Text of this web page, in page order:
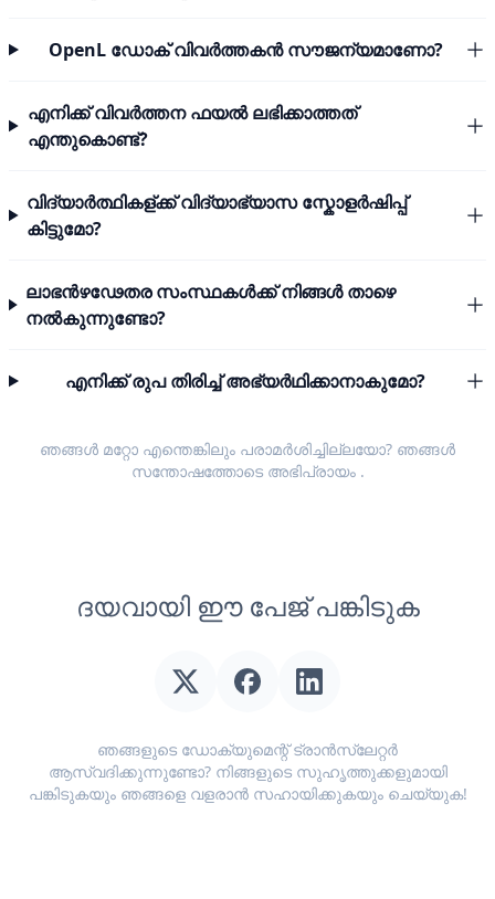
OpenL ഡോക് വിവർത്തകൻ സൗജന്യമാണോ?
എനിക്ക് വിവർത്തന ഫയൽ ലഭിക്കാത്തത്
എന്തുകൊണ്ട്?
വിദ്യാർത്ഥികള്ക്ക് വിദ്യാഭ്യാസ സ്കോളർഷിപ്പ്
കിട്ടുമോ?
ലാഭൻഴഢേതര സംസ്ഥകൾക്ക് നിങ്ങൾ താഴെ
നൽകുന്നുണ്ടോ?
എനിക്ക് രുപ തിരിച്ച് അഭ്യർഥിക്കാനാകുമോ?
ഞങ്ങൾ മറ്റോ എന്തെങ്കിലും പരാമർശിച്ചില്ലയോ? ഞങ്ങൾ
സന്തോഷത്തോടെ അഭിപ്രായം.
ദയവായി ഈ പേജ് പങ്കിടുക
ഞങ്ങളുടെ ഡോക്യുമെന്റ് ട്രാൻസ്ലേറ്റർ
ആസ്വദിക്കുന്നുണ്ടോ? നിങ്ങളുടെ സുഹൃത്തുക്കളുമായി
പങ്കിടുകയും ഞങ്ങളെ വളരാൻ സഹായിക്കുകയും ചെയ്യുക!